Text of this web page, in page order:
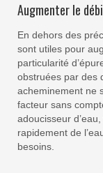
Augmenter le
En dehors des
sont utiles pour
particularité
obstruées par des
acheminement ne
facteur sans
adoucisseur
rapidement de
besoins.